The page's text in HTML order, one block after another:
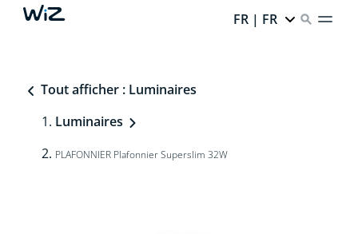
FR | FR
Tout afficher : Luminaires
Luminaires
PLAFONNIER Plafonnier Superslim 32W